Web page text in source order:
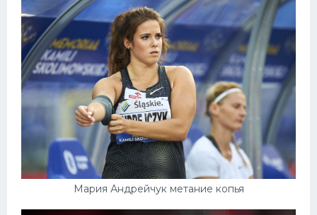
Мария Андрейчук метание копья